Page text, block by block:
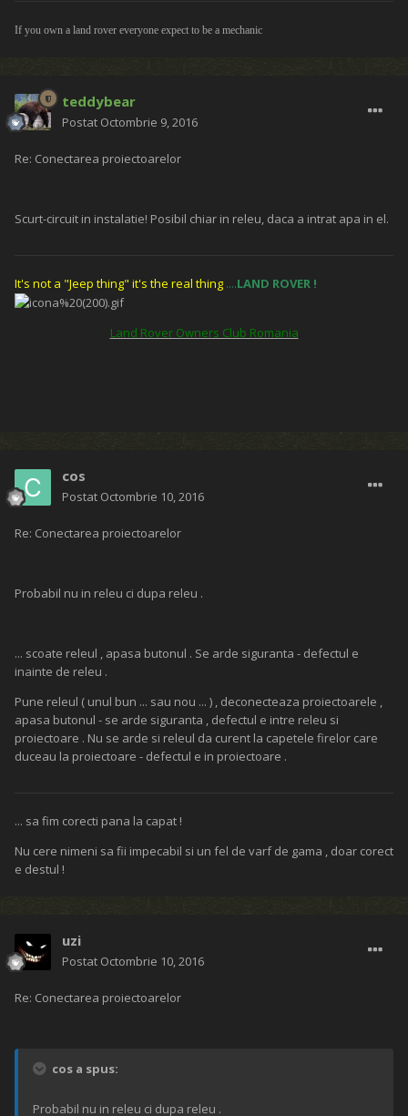
If you own a land rover everyone expect to be a mechanic
teddybear
Postat Octombrie 9, 2016
Re: Conectarea proiectoarelor
Scurt-circuit in instalatie! Posibil chiar in releu, daca a intrat apa in el.
It's not a "Jeep thing" it's the real thing ....LAND ROVER !
Land Rover Owners Club Romania
cos
Postat Octombrie 10, 2016
Re: Conectarea proiectoarelor
Probabil nu in releu ci dupa releu .
... scoate releul , apasa butonul . Se arde siguranta - defectul e
inainte de releu .
Pune releul ( unul bun ... sau nou ... ) , deconecteaza proiectoarele ,
apasa butonul - se arde siguranta , defectul e intre releu si
proiectoare . Nu se arde si releul da curent la capetele firelor care
duceau la proiectoare - defectul e in proiectoare .
... sa fim corecti pana la capat !
Nu cere nimeni sa fii impecabil si un fel de varf de gama , doar corect
e destul !
uzi
Postat Octombrie 10, 2016
Re: Conectarea proiectoarelor
cos a spus:
Probabil nu in releu ci dupa releu .